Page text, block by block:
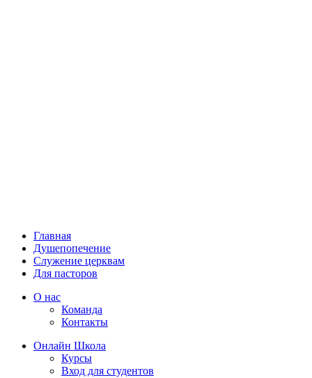
Главная
Душепопечение
Служение церквам
Для пасторов
О нас
Команда
Контакты
Онлайн Школа
Курсы
Вход для студентов